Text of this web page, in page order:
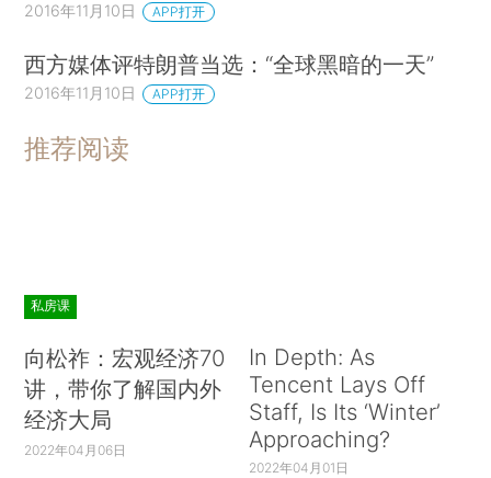
2016年11月10日 APP打开
西方媒体评特朗普当选：“全球黑暗的一天”
2016年11月10日 APP打开
推荐阅读
私房课
向松祚：宏观经济70
讲，带你了解国内外
经济大局
2022年04月06日
In Depth: As
Tencent Lays Off
Staff, Is Its ‘Winter’
Approaching?
2022年04月01日